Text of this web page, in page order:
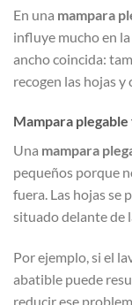
En una mampara
influye mucho en
ancho coincida:
recogen las hojas
Mampara
Una mampara
pequeños porque
fuera. Las hojas se
situado delante de
Por ejemplo, si el
abatible puede
reducir ese